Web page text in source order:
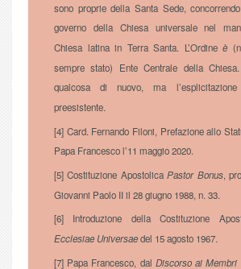
sono proprie della Santa Sede,
governo della Chiesa universale nel
Chiesa latina in Terra Santa. L’Ordine è
sempre stato) Ente Centrale della
qualcosa di nuovo, ma
preesistente.
[4] Card. Fernando Filoni, Prefazione allo
Papa Francesco l’11 maggio 2020.
[5] Costituzione ApostolicaPastor Bonus,
Giovanni Paolo II il 28 giugno 1988, n. 33.
[6] Introduzione della Costituzione
Ecclesiae Universaedel 15 agosto 1967.
[7] Papa Francesco, dal Discorso ai